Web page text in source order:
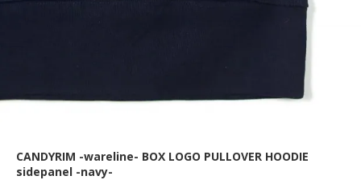
CANDYRIM -wareline- BOX LOGO PULLOVER HOODIE
sidepanel -navy-